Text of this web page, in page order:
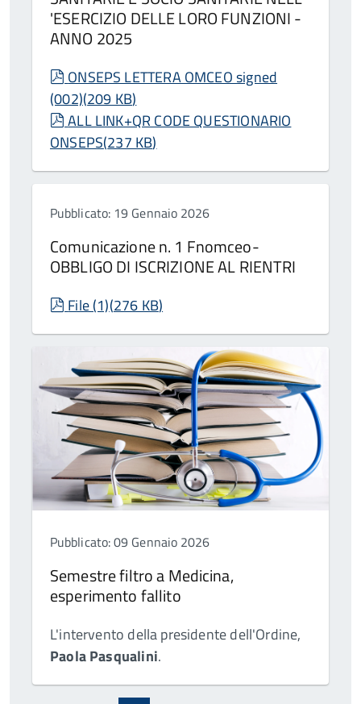
'ESERCIZIO DELLE LORO FUNZIONI -
ANNO 2025
pdf
ONSEPS LETTERA OMCEO signed
(002)(209 KB)
pdf
ALL LINK+QR CODE QUESTIONARIO
ONSEPS(237 KB)
Pubblicato: 19 Gennaio 2026
Comunicazione n. 1 Fnomceo-
OBBLIGO DI ISCRIZIONE AL RIENTRI
pdf
File (1)(276 KB)
Pubblicato: 09 Gennaio 2026
Semestre filtro a Medicina,
esperimento fallito
L'intervento della presidente dell'Ordine,
Paola Pasqualini.